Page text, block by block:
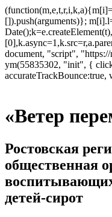
[]).push(arguments)};
document, "script",
ym(55835302, "init", {
«Ветер
Ростовская
общественная
детей-сирот